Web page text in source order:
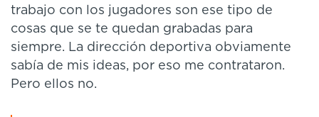
trabajo con los jugadores son ese tipo de
cosas que se te quedan grabadas para
siempre. La dirección deportiva obviamente
sabía de mis ideas, por eso me contrataron.
Pero ellos no.